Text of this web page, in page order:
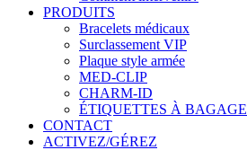
PRODUITS
Bracelets médicaux
Surclassement VIP
Plaque style armée
MED-CLIP
CHARM-ID
ÉTIQUETTES À BAGAGE
CONTACT
ACTIVEZ/GÉREZ